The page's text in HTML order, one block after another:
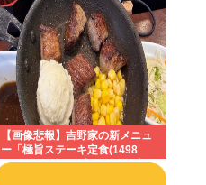
【画像悲報】吉野家の新メニュ
ー「極旨ステーキ定食(1498
円)」、肉の量が少なすぎて大炎